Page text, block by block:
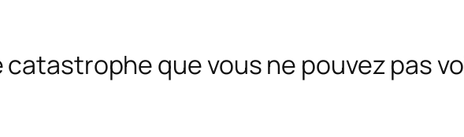
que vous ne pouvez pas